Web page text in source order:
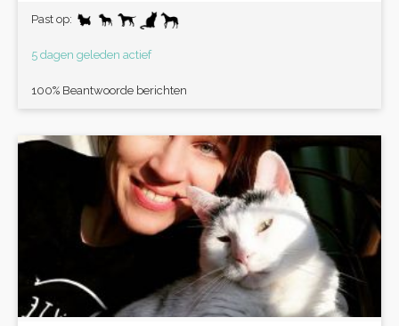
Past op:
5 dagen geleden actief
100% Beantwoorde berichten